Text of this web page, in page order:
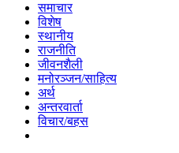
समाचार
विशेष
स्थानीय
राजनीति
जीवनशैली
मनोरञ्जन/साहित्य
अर्थ
अन्तरवार्ता
विचार/बहस